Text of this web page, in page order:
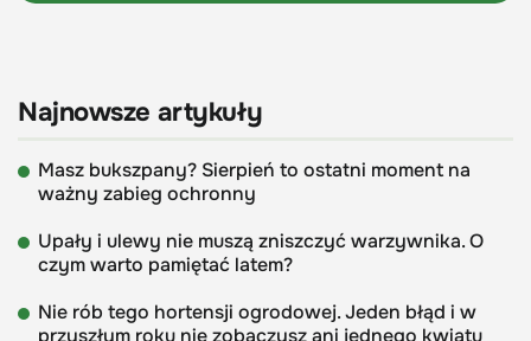
Najnowsze artykuły
Masz bukszpany? Sierpień to ostatni moment na
ważny zabieg ochronny
Upały i ulewy nie muszą zniszczyć warzywnika. O
czym warto pamiętać latem?
Nie rób tego hortensji ogrodowej. Jeden błąd i w
przyszłym roku nie zobaczysz ani jednego kwiatu